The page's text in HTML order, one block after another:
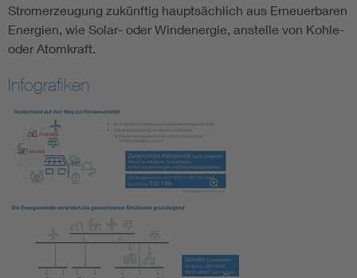
Stromerzeugung zukünftig hauptsächlich aus Erneuerbaren
Energien, wie Solar- oder Windenergie, anstelle von Kohle-
oder Atomkraft.
Infografiken